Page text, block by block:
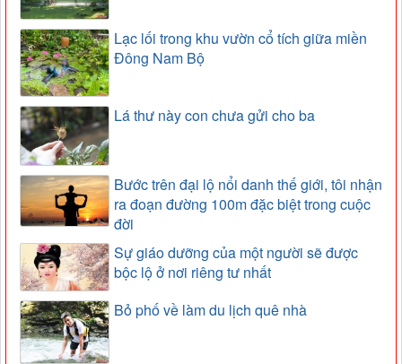
Lạc lối trong khu vườn cổ tích giữa miền
Đông Nam Bộ
Lá thư này con chưa gửi cho ba
Bước trên đại lộ nổi danh thế giới, tôi nhận
ra đoạn đường 100m đặc biệt trong cuộc
đời
Sự giáo dưỡng của một người sẽ được
bộc lộ ở nơi riêng tư nhất
Bỏ phố về làm du lịch quê nhà